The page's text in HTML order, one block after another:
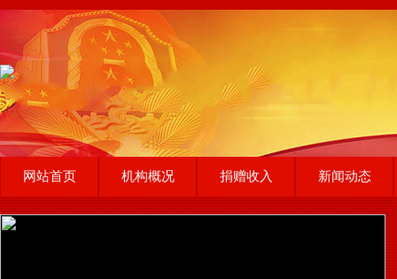
网站首页 机构概况 捐赠收入 新闻动态
联系我们